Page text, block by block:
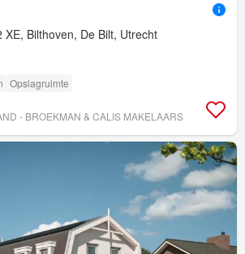
XE, Bilthoven, De Bilt, Utrecht
Opslagruimte
- BROEKMAN & CALIS MAKELAARS